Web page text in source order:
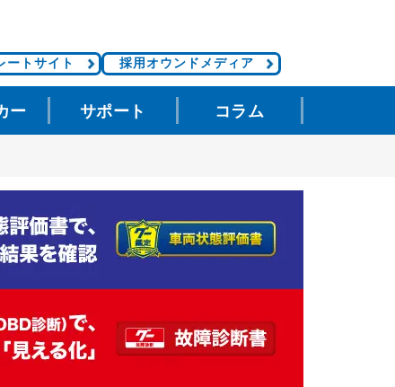
ートサイト 採用オウンドメディア
ー サポート コラム